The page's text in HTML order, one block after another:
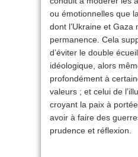
ou émotionnelles que
dont l’Ukraine et Gaza
permanence. Cela
d’éviter le double
idéologique, alors
profondément à
valeurs ; et celui de
croyant la paix à
avoir à faire des
prudence et réflexion.